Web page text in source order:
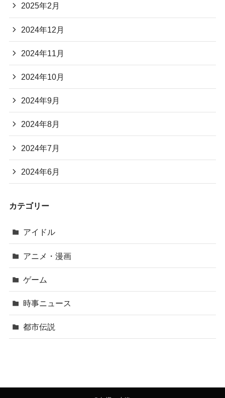
2025年2月
2024年12月
2024年11月
2024年10月
2024年9月
2024年8月
2024年7月
2024年6月
カテゴリー
アイドル
アニメ・漫画
ゲーム
時事ニュース
都市伝説